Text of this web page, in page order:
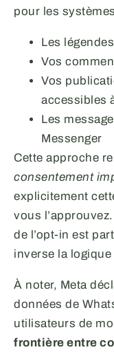
pour les
Les
Vos
Vos
accessibles
Les
Messenger
Cette approche
consentement
explicitement
vous
de l’opt-in est
inverse la
À noter, Meta
données de
utilisateurs de
frontière entre